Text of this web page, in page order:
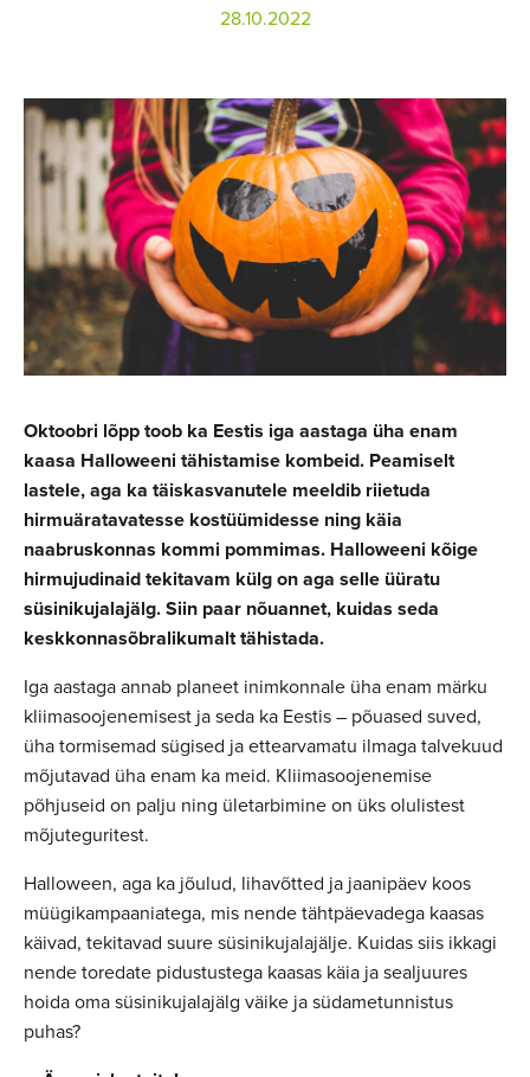
28.10.2022
Oktoobri lõpp toob ka Eestis iga aastaga üha enam
kaasa Halloweeni tähistamise kombeid. Peamiselt
lastele, aga ka täiskasvanutele meeldib riietuda
hirmuäratavatesse kostüümidesse ning käia
naabruskonnas kommi pommimas. Halloweeni kõige
hirmujudinaid tekitavam külg on aga selle üüratu
süsinikujalajälg. Siin paar nõuannet, kuidas seda
keskkonnasõbralikumalt tähistada.
Iga aastaga annab planeet inimkonnale üha enam märku
kliimasoojenemisest ja seda ka Eestis – põuased suved,
üha tormisemad sügised ja ettearvamatu ilmaga talvekuud
mõjutavad üha enam ka meid. Kliimasoojenemise
põhjuseid on palju ning ületarbimine on üks olulistest
mõjuteguritest.
Halloween, aga ka jõulud, lihavõtted ja jaanipäev koos
müügikampaaniatega, mis nende tähtpäevadega kaasas
käivad, tekitavad suure süsinikujalajälje. Kuidas siis ikkagi
nende toredate pidustustega kaasas käia ja sealjuures
hoida oma süsinikujalajälg väike ja südametunnistus
puhas?